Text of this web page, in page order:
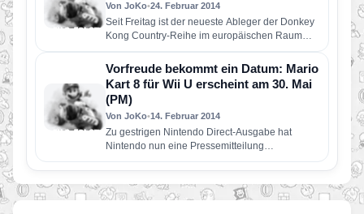
Von JoKo•24. Februar 2014
Seit Freitag ist der neueste Ableger der Donkey
Kong Country-Reihe im europäischen Raum
erhältlich. Wir hatten bereits genug…
Vorfreude bekommt ein Datum: Mario
Kart 8 für Wii U erscheint am 30. Mai
(PM)
Von JoKo•14. Februar 2014
Zu gestrigen Nintendo Direct-Ausgabe hat
Nintendo nun eine Pressemitteilung
veröffentlicht. Unter Weiterlesen findet ihr die
komplette Mitteilung. Bei…